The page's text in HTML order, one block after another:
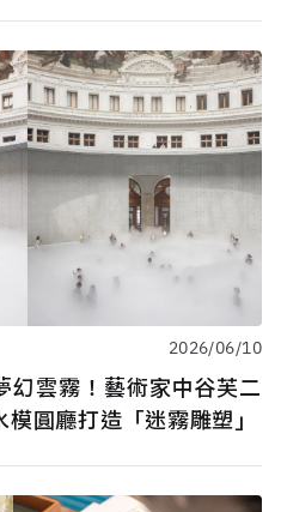
2026/06/10
幻雲霧！藝術家中谷芙二
圓廳打造「迷霧雕塑」